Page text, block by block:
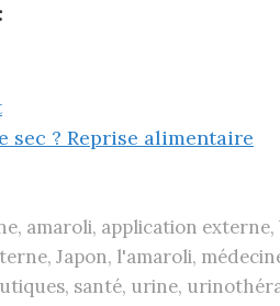
sec ? Reprise alimentaire
, amaroli, application externe,
, Japon, l'amaroli,
, santé, urine,